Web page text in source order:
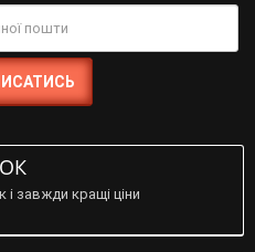
і завжди кращі ціни